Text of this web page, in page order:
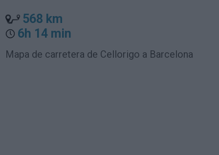
568 km
6h 14 min
Mapa de carretera de Cellorigo a Barcelona